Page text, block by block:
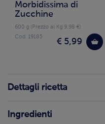
Morbidissima di
Zucchine
600 g (Prezzo al Kg 9.98 €)
€ 5,99
Cod. 19185
Dettagli ricetta
Ingredienti